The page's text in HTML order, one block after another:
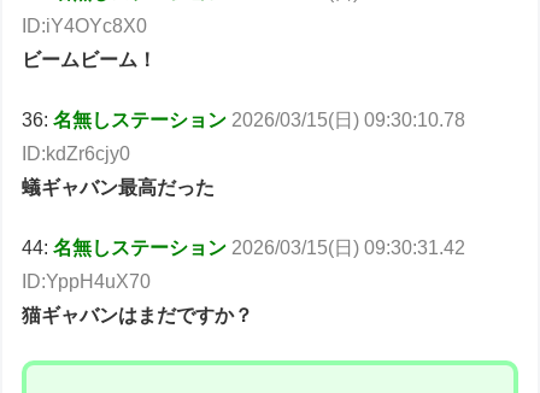
ID:iY4OYc8X0
ビームビーム！
36:名無しステーション 2026/03/15(日) 09:30:10.78
ID:kdZr6cjy0
蟻ギャバン最高だった
44:名無しステーション 2026/03/15(日) 09:30:31.42
ID:YppH4uX70
猫ギャバンはまだですか？